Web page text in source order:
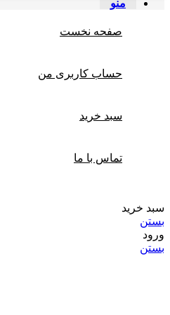
منو
صفحه نخست
حساب کاربری من
سبد خرید
تماس با ما
سبد خرید
بستن
ورود
بستن